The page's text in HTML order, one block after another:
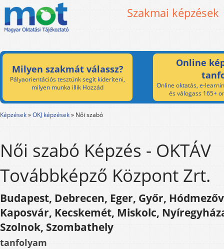
Szakmai képzések
Milyen szakmát válassz?
Pályaorientációs tesztünk segít kideríteni,
milyen munka illik Hozzád
Online
Online oktatás, e-
és válogass 165+
Képzések»OKJ képzések» Női szabó
Női szabó Képzés - OKTÁV
Továbbképző Központ Zrt.
Budapest, Debrecen, Eger, Győr,
Kaposvár, Kecskemét, Miskolc,
Szolnok, Szombathely
tanfolyam